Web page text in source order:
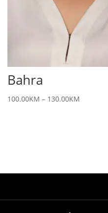
Bahra
100.00KM – 130.00KM